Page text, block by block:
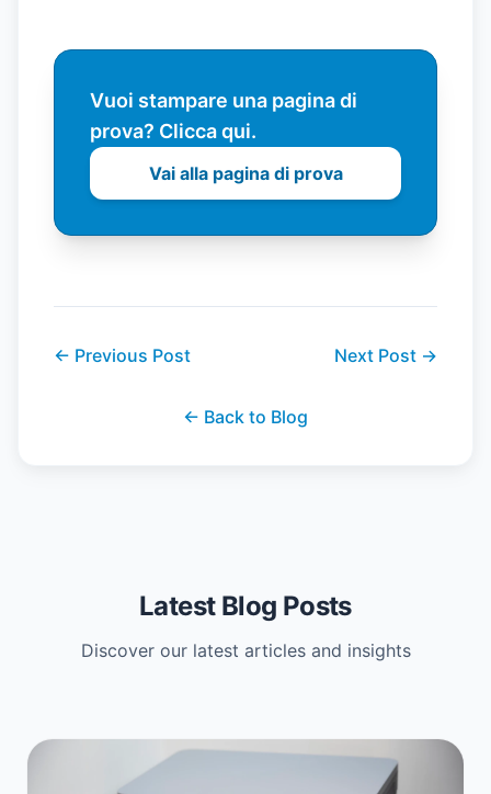
Vuoi stampare una pagina di
prova? Clicca qui.
Vai alla pagina di prova
← Previous Post Next Post →
← Back to Blog
Latest Blog Posts
Discover our latest articles and insights